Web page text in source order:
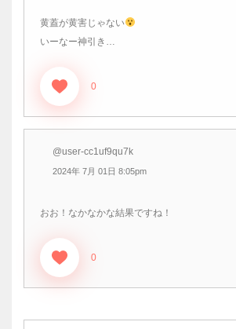
黄蓋が黄害じゃない
いーなー神引き…
0
@user-cc1uf9qu7k
2024年 7月 01日 8:05pm
おお！なかなかな結果ですね！
0